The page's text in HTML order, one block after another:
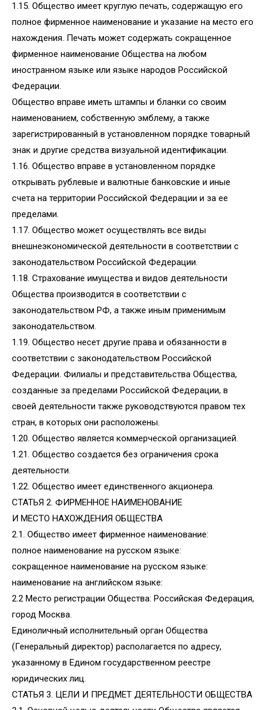
1.15. Общество имеет круглую печать, содержащую его
полное фирменное наименование и указание на место его
нахождения. Печать может содержать сокращенное
фирменное наименование Общества на любом
иностранном языке или языке народов Российской
Федерации.
Общество вправе иметь штампы и бланки со своим
наименованием, собственную эмблему, а также
зарегистрированный в установленном порядке товарный
знак и другие средства визуальной идентификации.
1.16. Общество вправе в установленном порядке
открывать рублевые и валютные банковские и иные
счета на территории Российской Федерации и за ее
пределами.
1.17. Общество может осуществлять все виды
внешнеэкономической деятельности в соответствии с
законодательством Российской Федерации.
1.18. Страхование имущества и видов деятельности
Общества производится в соответствии с
законодательством РФ, а также иным применимым
законодательством.
1.19. Общество несет другие права и обязанности в
соответствии с законодательством Российской
Федерации. Филиалы и представительства Общества,
созданные за пределами Российской Федерации, в
своей деятельности также руководствуются правом тех
стран, в которых они расположены.
1.20. Общество является коммерческой организацией.
1.21. Общество создается без ограничения срока
деятельности.
1.22. Общество имеет единственного акционера.
СТАТЬЯ 2. ФИРМЕННОЕ НАИМЕНОВАНИЕ
И МЕСТО НАХОЖДЕНИЯ ОБЩЕСТВА
2.1. Общество имеет фирменное наименование:
полное наименование на русском языке:
сокращенное наименование на русском языке:
наименование на английском языке:
2.2 Место регистрации Общества: Российская Федерация,
город Москва.
Единоличный исполнительный орган Общества
(Генеральный директор) располагается по адресу,
указанному в Едином государственном реестре
юридических лиц.
СТАТЬЯ 3. ЦЕЛИ И ПРЕДМЕТ ДЕЯТЕЛЬНОСТИ ОБЩЕСТВА